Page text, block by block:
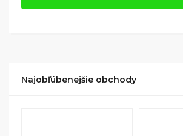
Najobľúbenejšie obchody